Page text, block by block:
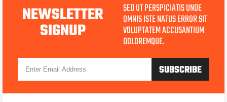
NEWSLETTER
SIGNUP
SED UT PERSPICIATIS UNDE
OMNIS ISTE NATUS ERROR SIT
VOLUPTATEM ACCUSANTIUM
DOLOREMQUE.